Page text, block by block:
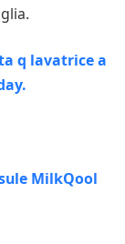
MilkQool